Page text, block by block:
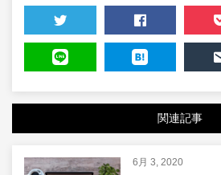
TWEET SHARE POCKET
関連記事
6月 3, 2020